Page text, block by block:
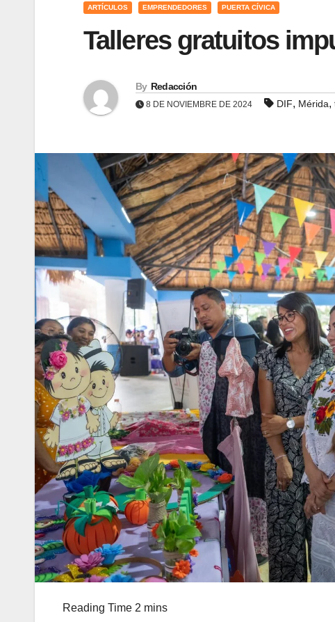
ARTÍCULOS EMPRENDEDORES PUERTA CÍVICA
Talleres gratuitos
By Redacción
8 DE NOVIEMBRE DE 2024 DIF, Mérida,